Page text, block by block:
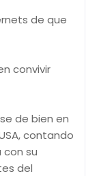
de que
convivir
de bien en
contando
con su
del